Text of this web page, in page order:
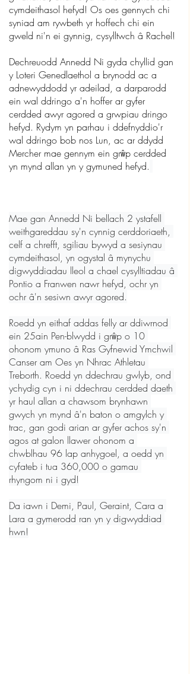
cymdeithasol hefyd! Os oes gennych chi
syniad am rywbeth yr hoffech chi ein
gweld ni'n ei gynnig, cysylltwch â Rachel!
Dechreuodd Annedd Ni gyda chyllid gan
y Loteri Genedlaethol a brynodd ac a
adnewyddodd yr adeilad, a darparodd
ein wal ddringo a'n hoffer ar gyfer
cerdded awyr agored a grwpiau dringo
hefyd. Rydym yn parhau i ddefnyddio'r
wal ddringo bob nos Lun, ac ar ddydd
Mercher mae gennym ein grŵp cerdded
yn mynd allan yn y gymuned hefyd.
Mae gan Annedd Ni bellach 2 ystafell
weithgareddau sy'n cynnig cerddoriaeth,
celf a chrefft, sgiliau bywyd a sesiynau
cymdeithasol, yn ogystal â mynychu
digwyddiadau lleol a chael cysylltiadau â
Pontio a Franwen nawr hefyd, ochr yn
ochr â'n sesiwn awyr agored.
Roedd yn eithaf addas felly ar ddiwrnod
ein 25ain Pen-blwydd i grŵp o 10
ohonom ymuno â Ras Gyfnewid Ymchwil
Canser am Oes yn Nhrac Athletau
Treborth. Roedd yn ddechrau gwlyb, ond
ychydig cyn i ni ddechrau cerdded daeth
yr haul allan a chawsom brynhawn
gwych yn mynd â'n baton o amgylch y
trac, gan godi arian ar gyfer achos sy'n
agos at galon llawer ohonom a
chwblhau 96 lap anhygoel, a oedd yn
cyfateb i tua 360,000 o gamau
rhyngom ni i gyd!
Da iawn i Demi, Paul, Geraint, Cara a
Lara a gymerodd ran yn y digwyddiad
hwn!